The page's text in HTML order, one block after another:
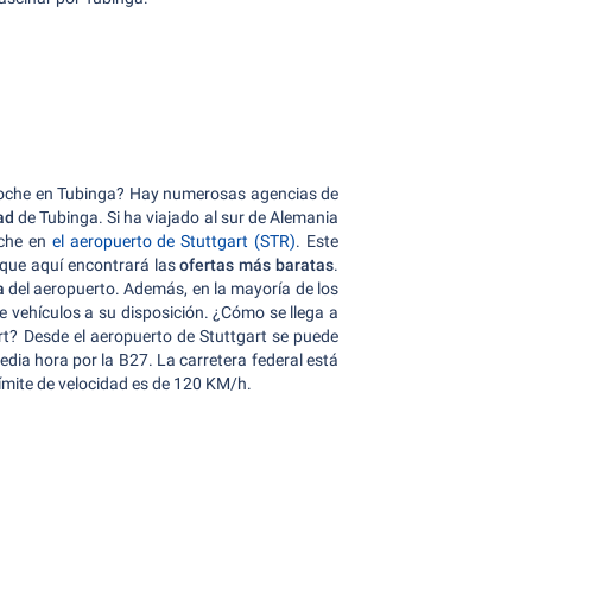
en Tubinga? Hay numerosas agencias de
de Tubinga. Si ha viajado al sur de Alemania
en el aeropuerto de Stuttgart (STR). Este
aquí encontrará lasofertas más baratas.
del aeropuerto. Además, en la mayoría de los
a su disposición. ¿Cómo se llega a
Desde el aeropuerto de Stuttgart se puede
hora por la B27. La carretera federal está
de velocidad es de 120 KM/h.